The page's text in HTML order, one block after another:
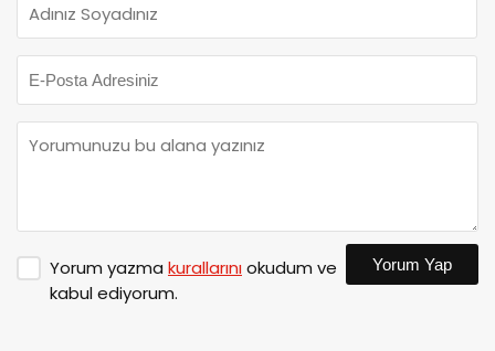
Yorum yazma kurallarınıokudum ve
kabul ediyorum.
Yorum Yap